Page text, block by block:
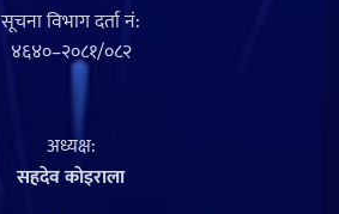
सूचना विभाग दर्ता नं‍:
४६४०–२०८१/०८२
अध्यक्ष:
सहदेव काेइराला